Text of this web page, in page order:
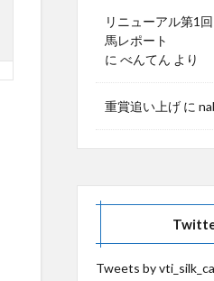
リニューアル第
馬レポート
に べんてん より
重賞追い上げ に
Tweets by